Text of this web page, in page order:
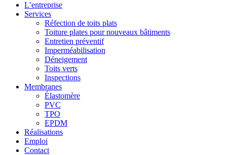
L’entreprise
Services
Réfection de toits plats
Toiture plates pour nouveaux bâtiments
Entretien préventif
Imperméabilisation
Déneigement
Toits verts
Inspections
Membranes
Élastomère
PVC
TPO
EPDM
Réalisations
Emploi
Contact